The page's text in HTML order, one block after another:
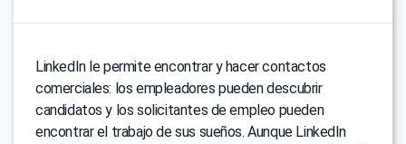
LinkedIn le permite encontrar y hacer contactos
comerciales: los empleadores pueden descubrir
candidatos y los solicitantes de empleo pueden
encontrar el trabajo de sus sueños. Aunque LinkedIn